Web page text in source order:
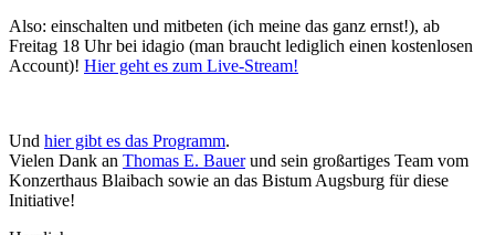
Also: einschalten und mitbeten (ich meine das ganz ernst!), ab
Freitag 18 Uhr bei idagio (man braucht lediglich einen kostenlosen
Account)! Hier geht es zum Live-Stream!
Und hier gibt es das Programm.
Vielen Dank an Thomas E. Bauerund sein großartiges Team vom
Konzerthaus Blaibach sowie an das Bistum Augsburg für diese
Initiative!